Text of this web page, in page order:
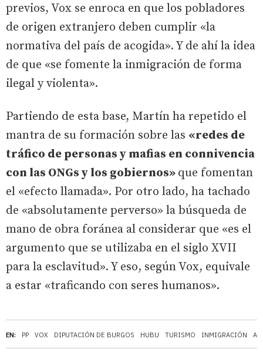
EN: PP VOX DIPUTACIÓN DE BURGOS HUBU TURISMO INMIGRACIÓN
previos, Vox se enroca en que los pobladores
de origen extranjero deben cumplir «la
normativa del país de acogida». Y de ahí la idea
de que «se fomente la inmigración de forma
ilegal y violenta».
Partiendo de esta base, Martín ha repetido el
mantra de su formación sobre las «redes de
tráfico de personas y mafias en connivencia
con las ONGs y los gobiernos» que fomentan
el «efecto llamada». Por otro lado, ha tachado
de «absolutamente perverso» la búsqueda de
mano de obra foránea al considerar que «es el
argumento que se utilizaba en el siglo XVII
para la esclavitud». Y eso, según Vox, equivale
a estar «traficando con seres humanos».